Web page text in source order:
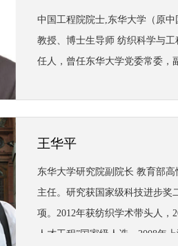
中国工程院院士,东华大学（原
教授、博士生导师 纺织科学与
任人，曾任东华大学党委常委，
王华平
东华大学研究院副院长 教育部
主任。研究获国家级科技进步奖
项。2012年获纺织学术带头人，
人才工程”国家级人选，2008年